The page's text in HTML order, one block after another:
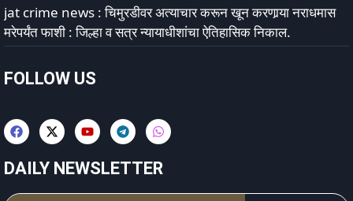
jat crime news : चिमुरडीवर अत्याचार करून खून करणार्‍या नराधमास
मरेपर्यंत फाशी : जिल्हा व सत्र न्यायाधीशांचा ऐतिहासिक निकाल.
FOLLOW US
DAILY NEWSLETTER